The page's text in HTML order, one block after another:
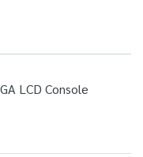
LCD Console